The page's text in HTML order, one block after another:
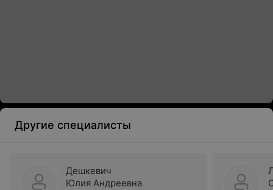
Другие специалисты
Дешкевич
Юлия Андреевна